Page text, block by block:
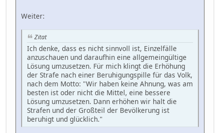
Weiter:
Zitat
Ich denke, dass es nicht sinnvoll ist, Einzelfälle
anzuschauen und daraufhin eine allgemeingültige
Lösung umzusetzen. Für mich klingt die Erhöhung
der Strafe nach einer Beruhigungspille für das Volk,
nach dem Motto: "Wir haben keine Ahnung, was am
besten ist oder nicht die Mittel, eine bessere
Lösung umzusetzen. Dann erhöhen wir halt die
Strafen und der Großteil der Bevölkerung ist
beruhigt und glücklich."